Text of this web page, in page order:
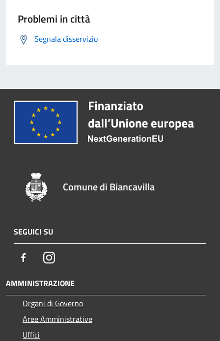
Problemi in città
Segnala disservizio
Comune di Biancavilla
SEGUICI SU
FacebookInstagram
AMMINISTRAZIONE
Organi di Governo
Aree Amministrative
Uffici